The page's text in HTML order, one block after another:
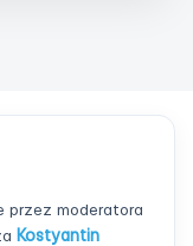
przez moderatora
Kostyantin